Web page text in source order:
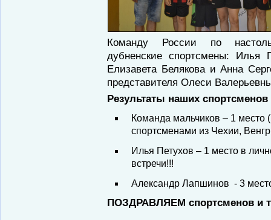
Команду России по
дубненские спортсмены: Илья
Елизавета Белякова и Анна
представителя Олеси
Результаты наших
Команда мальчиков – 1 место
спортсменами из Чехии,
Илья Петухов – 1 место в
встречи!!!
Александр Лапшинов - 3
ПОЗДРАВЛЯЕМ спортсменов и